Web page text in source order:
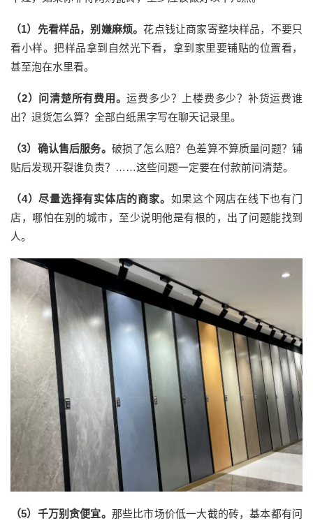
（1） 先看样品，别嫌麻烦。 花 点钱让商家寄整块样品，不要只
看小样。把样品拿到自然光下看，拿到家里要铺贴的位置看，
甚至泡在水里看。
（2） 问清楚所有费用。运费多少？上楼费多少？补货运费谁
出？退货怎么算？全部白纸黑字写在聊天记录里。
（3） 确认售后服务。 破损了怎么赔？色差算不算质量问题？铺
贴后发现开裂谁负责？ ……这些问题一定要在付款前问清楚。
（4）尽量选择有实体店的商家。 如果这个网店在线下也有门
店，哪怕在别的城市，至少说明他是有根的，出了问题能找到
人。
（5） 千万别贪便宜。 那些比市场价低一大截的砖，基本都有问